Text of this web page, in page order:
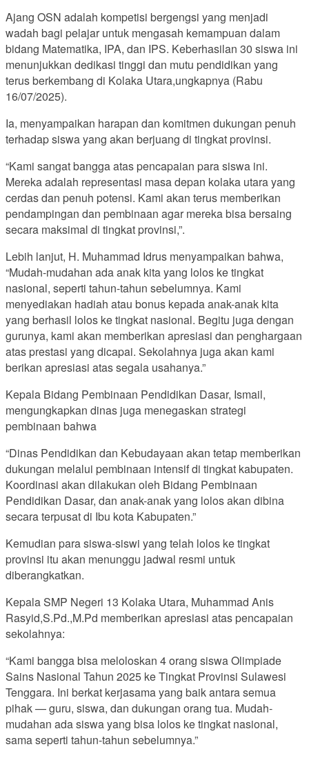
Ajang OSN adalah kompetisi bergengsi yang menjadi
wadah bagi pelajar untuk mengasah kemampuan dalam
bidang Matematika, IPA, dan IPS. Keberhasilan 30 siswa ini
menunjukkan dedikasi tinggi dan mutu pendidikan yang
terus berkembang di Kolaka Utara,ungkapnya (Rabu
16/07/2025).
Ia, menyampaikan harapan dan komitmen dukungan penuh
terhadap siswa yang akan berjuang di tingkat provinsi.
“Kami sangat bangga atas pencapaian para siswa ini.
Mereka adalah representasi masa depan kolaka utara yang
cerdas dan penuh potensi. Kami akan terus memberikan
pendampingan dan pembinaan agar mereka bisa bersaing
secara maksimal di tingkat provinsi,”.
Lebih lanjut, H. Muhammad Idrus menyampaikan bahwa,
“Mudah-mudahan ada anak kita yang lolos ke tingkat
nasional, seperti tahun-tahun sebelumnya. Kami
menyediakan hadiah atau bonus kepada anak-anak kita
yang berhasil lolos ke tingkat nasional. Begitu juga dengan
gurunya, kami akan memberikan apresiasi dan penghargaan
atas prestasi yang dicapai. Sekolahnya juga akan kami
berikan apresiasi atas segala usahanya.”
Kepala Bidang Pembinaan Pendidikan Dasar, Ismail,
mengungkapkan dinas juga menegaskan strategi
pembinaan bahwa
“Dinas Pendidikan dan Kebudayaan akan tetap memberikan
dukungan melalui pembinaan intensif di tingkat kabupaten.
Koordinasi akan dilakukan oleh Bidang Pembinaan
Pendidikan Dasar, dan anak-anak yang lolos akan dibina
secara terpusat di Ibu kota Kabupaten.”
Kemudian para siswa-siswi yang telah lolos ke tingkat
provinsi itu akan menunggu jadwal resmi untuk
diberangkatkan.
Kepala SMP Negeri 13 Kolaka Utara, Muhammad Anis
Rasyid,S.Pd.,M.Pd memberikan apresiasi atas pencapaian
sekolahnya:
“Kami bangga bisa meloloskan 4 orang siswa Olimpiade
Sains Nasional Tahun 2025 ke Tingkat Provinsi Sulawesi
Tenggara. Ini berkat kerjasama yang baik antara semua
pihak — guru, siswa, dan dukungan orang tua. Mudah-
mudahan ada siswa yang bisa lolos ke tingkat nasional,
sama seperti tahun-tahun sebelumnya.”